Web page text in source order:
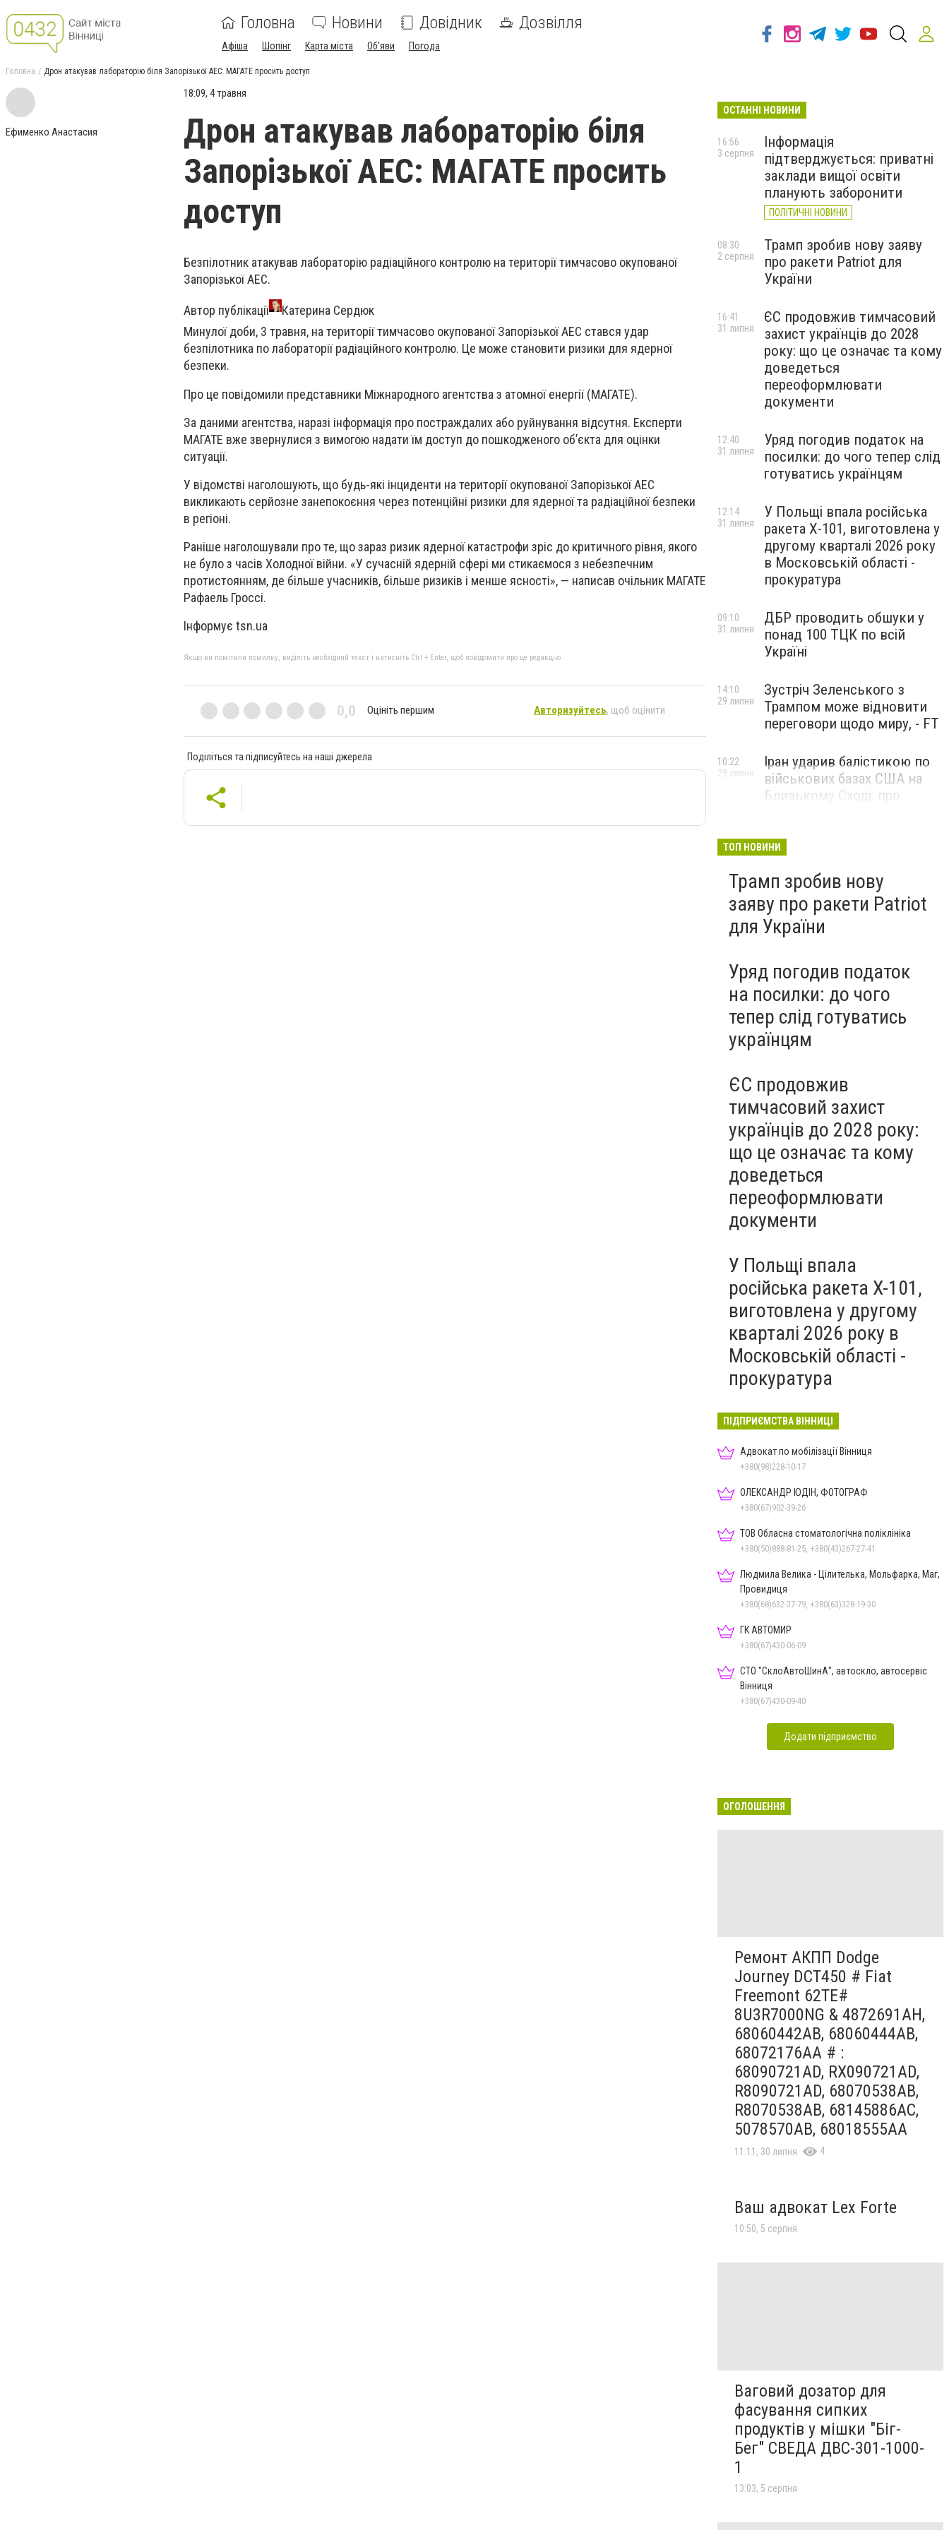
Головна Новини Довідник Дозвілля
Афіша Шопінг Карта міста Об'яви Погода
Головна Дрон атакував лабораторію біля Запорізької АЕС: МАГАТЕ просить доступ
Ефименко Анастасия
18:09, 4 травня
Дрон атакував лабораторію біля
Запорізької АЕС: МАГАТЕ просить
доступ
Безпілотник атакував лабораторію радіаційного контролю на території тимчасово окупованої
Запорізької АЕС.
Автор публікації
Катерина Сердюк
Минулої доби, 3 травня, на території тимчасово окупованої Запорізької АЕС стався удар
безпілотника по лабораторії радіаційного контролю. Це може становити ризики для ядерної
безпеки.
Про це повідомили представники Міжнародного агентства з атомної енергії (МАГАТЕ).
За даними агентства, наразі інформація про постраждалих або руйнування відсутня. Експерти
МАГАТЕ вже звернулися з вимогою надати їм доступ до пошкодженого об’єкта для оцінки
ситуації.
У відомстві наголошують, що будь-які інциденти на території окупованої Запорізької АЕС
викликають серйозне занепокоєння через потенційні ризики для ядерної та радіаційної безпеки
в регіоні.
Раніше наголошували про те, що зараз ризик ядерної катастрофи зріс до критичного рівня, якого
не було з часів Холодної війни. «У сучасній ядерній сфері ми стикаємося з небезпечним
протистоянням, де більше учасників, більше ризиків і менше ясності», — написав очільник МАГАТЕ
Рафаель Гроссі.
Інформує tsn.ua
Якщо ви помітили помилку, виділіть необхідний текст і натисніть Ctrl + Enter, щоб повідомити про це редакцію
0,0 Оцініть першим Авторизуйтесь, щоб оцінити
Поділіться та підписуйтесь на наші джерела
ОСТАННІ НОВИНИ
Інформація
підтверджується: приватні
заклади вищої освіти
планують заборонити
ПОЛІТИЧНІ НОВИНИ
16:56
3 серпня
Трамп зробив нову заяву
про ракети Patriot для
України
08:30
2 серпня
ЄС продовжив тимчасовий
захист українців до 2028
року: що це означає та кому
доведеться
переоформлювати
документи
16:41
31 липня
Уряд погодив податок на
посилки: до чого тепер слід
готуватись українцям
12:40
31 липня
У Польщі впала російська
ракета X-101, виготовлена у
другому кварталі 2026 року
в Московській області -
прокуратура
12:14
31 липня
ДБР проводить обшуки у
понад 100 ТЦК по всій
Україні
09:10
31 липня
Зустріч Зеленського з
Трампом може відновити
переговори щодо миру, - FT
14:10
29 липня
Іран ударив балістикою по
військових базах США на
Близькому Сході: про
10:22
29 липня
ТОП НОВИНИ
Трамп зробив нову
заяву про ракети Patriot
для України
Уряд погодив податок
на посилки: до чого
тепер слід готуватись
українцям
ЄС продовжив
тимчасовий захист
українців до 2028 року:
що це означає та кому
доведеться
переоформлювати
документи
У Польщі впала
російська ракета X-101,
виготовлена у другому
кварталі 2026 року в
Московській області -
прокуратура
ПІДПРИЄМСТВА ВІННИЦІ
Адвокат по мобілізації Вінниця
+380(98)228-10-17
ОЛЕКСАНДР ЮДІН, ФОТОГРАФ
+380(67)902-39-26
ТОВ Обласна стоматологічна поліклініка
+380(50)888-81-25, +380(43)267-27-41
Людмила Велика - Цілителька, Мольфарка, Маг,
Провидиця
+380(68)632-37-79, +380(63)328-19-30
ГК АВТОМИР
+380(67)430-06-09
СТО "СклоАвтоШинА", автоскло, автосервіс
Вінниця
+380(67)430-09-40
Додати підприємство
ОГОЛОШЕННЯ
Ремонт АКПП Dodge
Journey DCT450 # Fiat
Freemont 62TE#
8U3R7000NG & 4872691AH,
68060442AB, 68060444AB,
68072176AA # :
68090721AD, RX090721AD,
R8090721AD, 68070538AB,
R8070538AB, 68145886AC,
5078570AB, 68018555AA
11:11, 30 липня 4
Ваш адвокат Lex Forte
10:50, 5 серпня
Ваговий дозатор для
фасування сипких
продуктів у мішки "Біг-
Бег" СВЕДА ДВС-301-1000-
1
13:03, 5 серпня